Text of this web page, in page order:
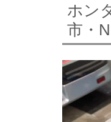
ホン
市・N